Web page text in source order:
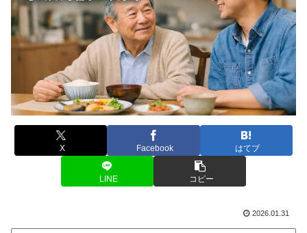
X Facebook はてブ
LINE コピー
2026.01.31